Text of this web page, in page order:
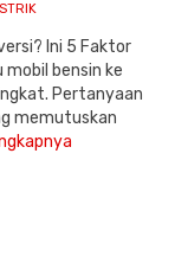
Ini 5 Faktor
bensin ke
Pertanyaan
memutuskan